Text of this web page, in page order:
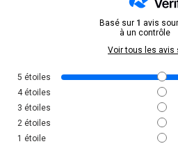
Basé sur 1 avis
à un contrôle
Voir tous les avis
5 étoiles
4 étoiles
3 étoiles
2 étoiles
1 étoile